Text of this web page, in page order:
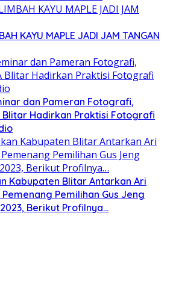
KAYU MAPLE JADI JAM TANGAN
dan Pameran Fotografi,
Blitar Hadirkan Praktisi Fotografi
Kabupaten Blitar Antarkan Ari
Pemilihan Gus Jeng
Berikut Profilnya…